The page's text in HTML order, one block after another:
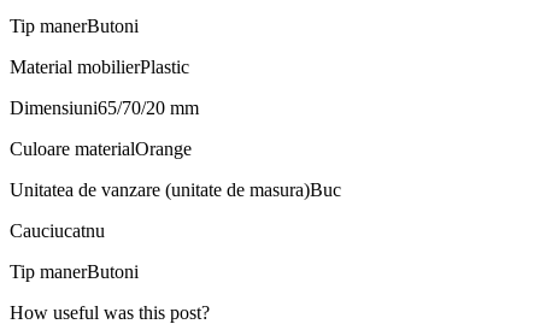
Tip manerButoni
Material mobilierPlastic
Dimensiuni65/70/20 mm
Culoare materialOrange
Unitatea de vanzare (unitate de masura)Buc
Cauciucatnu
Tip manerButoni
How useful was this post?